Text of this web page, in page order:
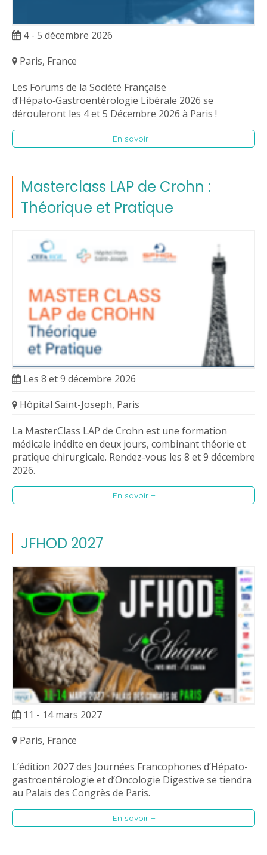
4 - 5 décembre 2026
Paris, France
Les Forums de la Société Française
d’Hépato‑Gastroentérologie Libérale 2026 se
dérouleront les 4 et 5 Décembre 2026 à Paris !
En savoir +
Masterclass LAP de Crohn :
Théorique et Pratique
Les 8 et 9 décembre 2026
Hôpital Saint-Joseph, Paris
La MasterClass LAP de Crohn est une formation
médicale inédite en deux jours, combinant théorie et
pratique chirurgicale. Rendez-vous les 8 et 9 décembre
2026.
En savoir +
JFHOD 2027
11 - 14 mars 2027
Paris, France
L’édition 2027 des Journées Francophones d’Hépato-
gastroentérologie et d’Oncologie Digestive se tiendra
au Palais des Congrès de Paris.
En savoir +